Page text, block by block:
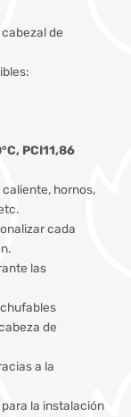
de
PCI11,86
hornos,
cada
las
de
a la
la instalación